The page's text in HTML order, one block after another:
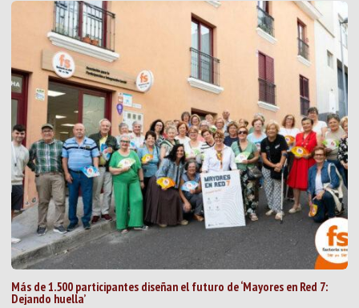
Más de 1.500 participantes diseñan el futuro de ‘Mayores en Red 7:
Dejando huella’